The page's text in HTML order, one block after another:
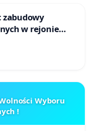
zabudowy
w rejonie
Białej
Wyboru
!